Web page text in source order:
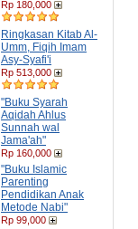
Rp 180,000
Ringkasan Kitab Al-
Umm, Fiqih Imam
Asy-Syafi'i
Rp 513,000
"Buku Syarah
Aqidah Ahlus
Sunnah wal
Jama'ah"
Rp 160,000
"Buku Islamic
Parenting
Pendidikan Anak
Metode Nabi"
Rp 99,000